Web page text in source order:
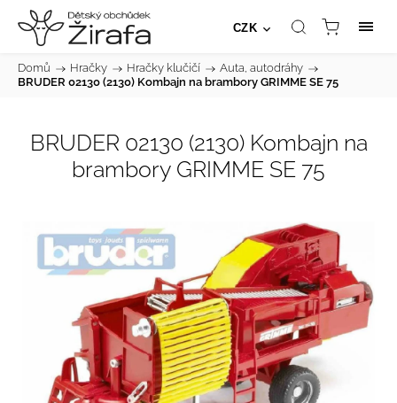
CZK
Domů / Hračky / Hračky klučičí / Auta, autodráhy /
BRUDER 02130 (2130) Kombajn na brambory GRIMME SE 75
BRUDER 02130 (2130) Kombajn na
brambory GRIMME SE 75